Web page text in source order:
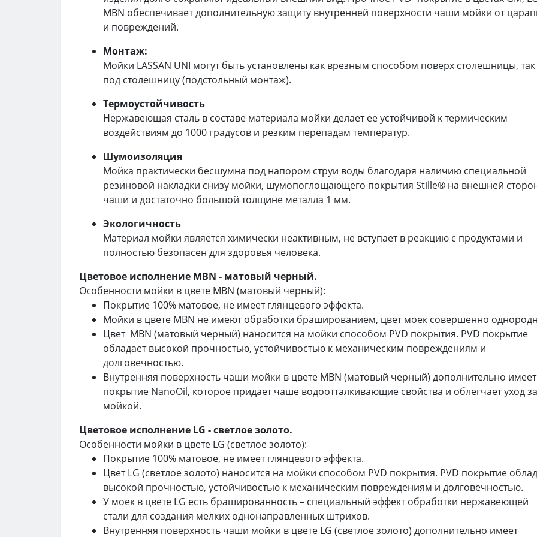
MBN обеспечивает дополнительную защиту внутренней поверхности чаши мойки от
и повреждений.
Монтаж:
Мойки LASSAN UNI могут быть установлены как врезным способом поверх столешницы, так
под столешницу (подстольный монтаж).
Термоустойчивость
Нержавеющая сталь в составе материала мойки делает ее устойчивой к термическим
воздействиям до 1000 градусов и резким перепадам температур.
Шумоизоляция
Мойка практически бесшумна под напором струи воды благодаря наличию специальной
резиновой накладки снизу мойки, шумопоглощающего покрытия Stille® на внешней
чаши и достаточно большой толщине металла 1 мм.
Экологичность
Материал мойки является химически неактивным, не вступает в реакцию с продуктами и
полностью безопасен для здоровья человека.
Цветовое исполнение MBN - матовый черный.
Особенности мойки в цвете MBN (матовый черный):
Покрытие 100% матовое, не имеет глянцевого эффекта.
Мойки в цвете MBN не имеют обработки брашированием, цвет моек совершенно
Цвет MBN (матовый черный) наносится на мойки способом PVD покрытия. PVD покрытие
обладает высокой прочностью, устойчивостью к механическим повреждениям и
долговечностью.
Внутренняя поверхность чаши мойки в цвете MBN (матовый черный) дополнительно имеет
покрытие NanoOil, которое придает чаше водоотталкивающие свойства и облегчает уход за
мойкой.
Цветовое исполнение LG - светлое золото.
Особенности мойки в цвете LG (светлое золото):
Покрытие 100% матовое, не имеет глянцевого эффекта.
Цвет LG (светлое золото) наносится на мойки способом PVD покрытия. PVD покрытие
высокой прочностью, устойчивостью к механическим повреждениям и долговечностью.
У моек в цвете LG есть брашированность – специальный эффект обработки нержавеющей
стали для создания мелких однонаправленных штрихов.
Внутренняя поверхность чаши мойки в цвете LG (светлое золото) дополнительно имеет